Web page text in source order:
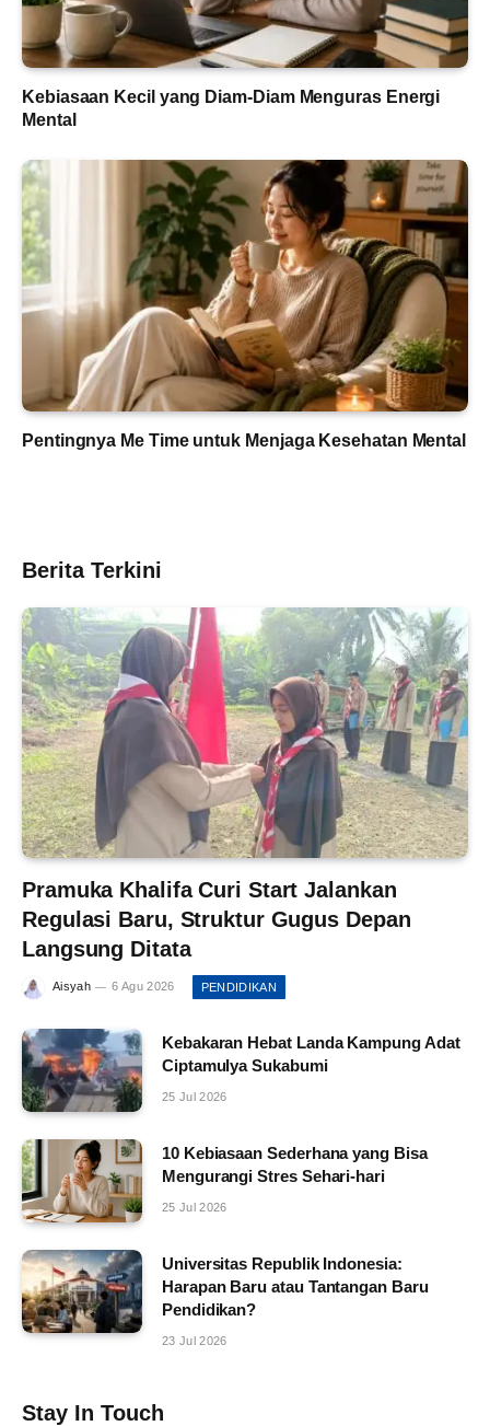
Kebiasaan Kecil yang Diam-Diam Menguras Energi
Mental
Pentingnya Me Time untuk Menjaga Kesehatan Mental
Berita Terkini
Pramuka Khalifa Curi Start Jalankan
Regulasi Baru, Struktur Gugus Depan
Langsung Ditata
Aisyah 6 Agu 2026 PENDIDIKAN
Kebakaran Hebat Landa Kampung Adat
Ciptamulya Sukabumi
25 Jul 2026
10 Kebiasaan Sederhana yang Bisa
Mengurangi Stres Sehari-hari
25 Jul 2026
Universitas Republik Indonesia:
Harapan Baru atau Tantangan Baru
Pendidikan?
23 Jul 2026
Stay In Touch